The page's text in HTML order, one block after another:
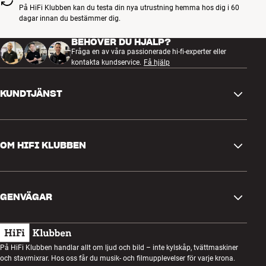
företag inom vibrationsdämpning av ljudutrustning. De läckra
dämpningsfötterna har också utvecklats i samarbete med HRS och
isolerar effektivt skivspelaren mot vibrationer från både underlaget
och luften. De kan naturligtvis justeras i höjdled så att du utan
problem och på ett effektivt kan få skivspelaren i perfekt våg.
Anslutningen av kablar sker via RCA-kontakter med jordskruv som
På HiFi Klubben kan du testa din nya utrustning hemma hos dig i 60
dagar innan du bestämmer dig.
BEHÖVER DU HJÄLP?
Fråga en av våra passionerade hi-fi-experter eller
kontakta kundservice. Få hjälp
KUNDTJÄNST
Retur och reklamation
Ångra beställning
Köpvillkor
Integritetspolicy
OM HIFI KLUBBEN
Kundklubb
Lyssnarkväll
GENVÄGAR
Presentkort
Bygg med ljud
På HiFi Klubben handlar allt om ljud och bild – inte kylskåp, tvättmaskiner
och stavmixrar. Hos oss får du musik- och filmupplevelser för varje krona.